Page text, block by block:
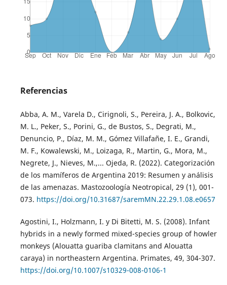
Referencias
Abba, A. M., Varela D., Cirignoli, S., Pereira, J. A., Bolkovic,
M. L., Peker, S., Porini, G., de Bustos, S., Degrati, M.,
Denuncio, P., Díaz, M. M., Gómez Villafañe, I. E., Grandi,
M. F., Kowalewski, M., Loizaga, R., Martin, G., Mora, M.,
Negrete, J., Nieves, M.,... Ojeda, R. (2022). Categorización
de los mamíferos de Argentina 2019: Resumen y análisis
de las amenazas. Mastozoología Neotropical, 29 (1), 001-
073. https://doi.org/10.31687/saremMN.22.29.1.08.e0657
Agostini, I., Holzmann, I. y Di Bitetti, M. S. (2008). Infant
hybrids in a newly formed mixed-species group of howler
monkeys (Alouatta guariba clamitans and Alouatta
caraya) in northeastern Argentina. Primates, 49, 304-307.
https://doi.org/10.1007/s10329-008-0106-1